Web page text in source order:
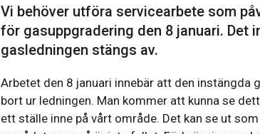
Vi behöver utföra servicearbete som
för gasuppgradering den 8 januari. Det
gasledningen stängs av.
Arbetet den 8 januari innebär att den instängda
bort ur ledningen. Man kommer att kunna se
ett ställe inne på vårt område. Det kan se ut